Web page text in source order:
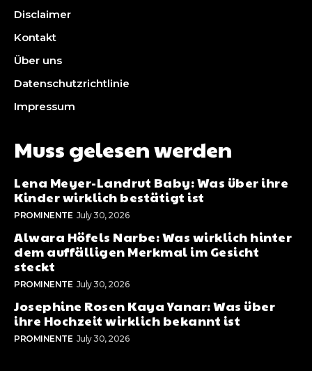
Disclaimer
Kontakt
Über uns
Datenschutzrichtlinie
Impressum
Muss gelesen werden
Lena Meyer-Landrut Baby: Was über ihre
Kinder wirklich bestätigt ist
PROMINENTE July 30, 2026
Alwara Höfels Narbe: Was wirklich hinter
dem auffälligen Merkmal im Gesicht
steckt
PROMINENTE July 30, 2026
Josephine Rosen Kaya Yanar: Was über
ihre Hochzeit wirklich bekannt ist
PROMINENTE July 30, 2026